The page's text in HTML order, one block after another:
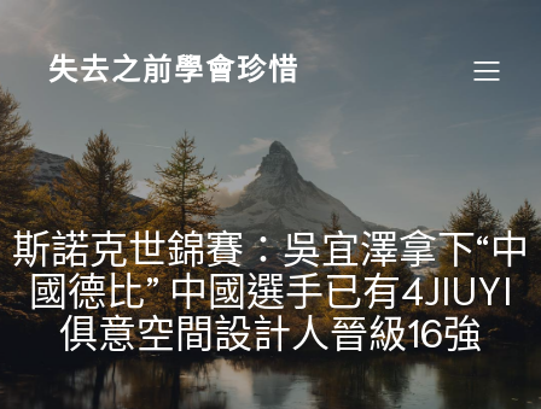
content
失去之前學會珍惜
斯諾克世錦賽：吳宜澤拿下“中
國德比” 中國選手已有4JIUYI
俱意空間設計人晉級16強